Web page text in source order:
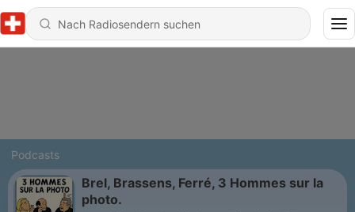
Podcasts
Brel, Brassens, Ferré, 3 Hommes sur la
photo.